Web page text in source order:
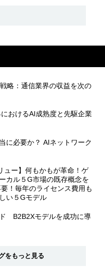
略：通信業界の収益を次の
おけるAI成熟度と先駆企業
に必要か？ AIネットワーク
ュー】何もかもが革命！ゲ
カル５G市場の既存概念を
！毎年のライセンス費用も
い５Gモデル
B2B2Xモデルを成功に導
をもっと見る